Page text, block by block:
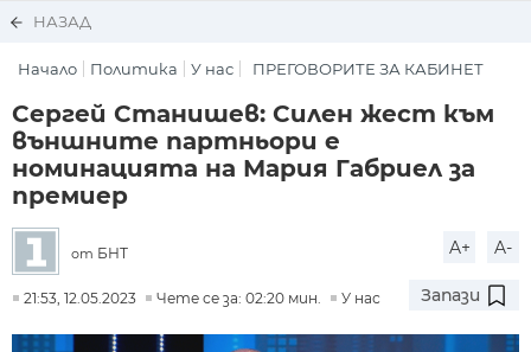
НАЗАД
Начало Политика У нас ПРЕГОВОРИТЕ ЗА КАБИНЕТ
Сергей Станишев: Силен жест към
външните партньори е
номинацията на Мария Габриел за
премиер
от БНТ A+ A-
21:53, 12.05.2023 Чете се за: 02:20 мин. У нас Запази